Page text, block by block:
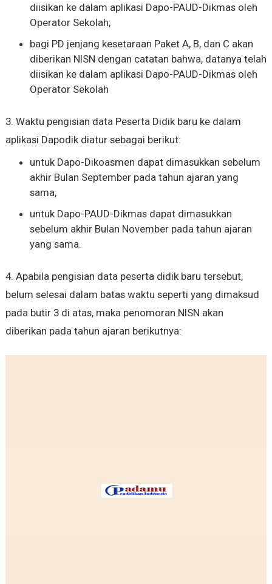
diisikan ke dalam aplikasi Dapo-PAUD-Dikmas oleh
Operator Sekolah;
bagi PD jenjang kesetaraan Paket A, B, dan C akan
diberikan NISN dengan catatan bahwa, datanya telah
diisikan ke dalam aplikasi Dapo-PAUD-Dikmas oleh
Operator Sekolah
3. Waktu pengisian data Peserta Didik baru ke dalam
aplikasi Dapodik diatur sebagai berikut:
untuk Dapo-Dikoasmen dapat dimasukkan sebelum
akhir Bulan September pada tahun ajaran yang
sama,
untuk Dapo-PAUD-Dikmas dapat dimasukkan
sebelum akhir Bulan November pada tahun ajaran
yang sama.
4. Apabila pengisian data peserta didik baru tersebut,
belum selesai dalam batas waktu seperti yang dimaksud
pada butir 3 di atas, maka penomoran NISN akan
diberikan pada tahun ajaran berikutnya: